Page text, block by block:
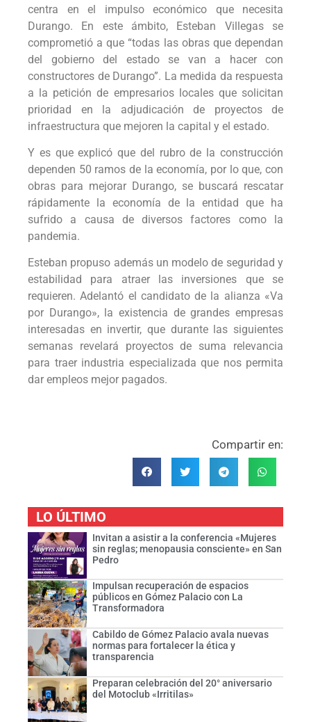
centra en el impulso económico que necesita
Durango. En este ámbito, Esteban Villegas se
comprometió a que “todas las obras que dependan
del gobierno del estado se van a hacer con
constructores de Durango”. La medida da respuesta
a la petición de empresarios locales que solicitan
prioridad en la adjudicación de proyectos de
infraestructura que mejoren la capital y el estado.
Y es que explicó que del rubro de la construcción
dependen 50 ramos de la economía, por lo que, con
obras para mejorar Durango, se buscará rescatar
rápidamente la economía de la entidad que ha
sufrido a causa de diversos factores como la
pandemia.
Esteban propuso además un modelo de seguridad y
estabilidad para atraer las inversiones que se
requieren. Adelantó el candidato de la alianza «Va
por Durango», la existencia de grandes empresas
interesadas en invertir, que durante las siguientes
semanas revelará proyectos de suma relevancia
para traer industria especializada que nos permita
dar empleos mejor pagados.
Compartir en:
LO ÚLTIMO
Invitan a asistir a la conferencia «Mujeres
sin reglas; menopausia consciente» en San
Pedro
Impulsan recuperación de espacios
públicos en Gómez Palacio con La
Transformadora
Cabildo de Gómez Palacio avala nuevas
normas para fortalecer la ética y
transparencia
Preparan celebración del 20° aniversario
del Motoclub «Irritilas»